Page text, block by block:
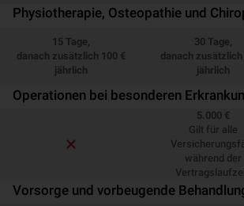
Physiotherapie, Osteopathie und
15 Tage,
danach zusätzlich 100 €
jährlich
30 Tage,
danach zusätzlich
jährlich
Operationen bei besonderen
5.000 €
Gilt für alle
während der
Vorsorge und vorbeugende